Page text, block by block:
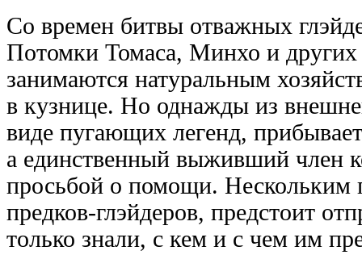
Cо времен битвы отважных
Потомки Томаса, Минхо и других
занимаются натуральным
в кузнице. Но однажды из
виде пугающих легенд,
а единственный выживший член
просьбой о помощи. Нескольким
предков-глэйдеров, предстоит
только знали, с кем и с чем им